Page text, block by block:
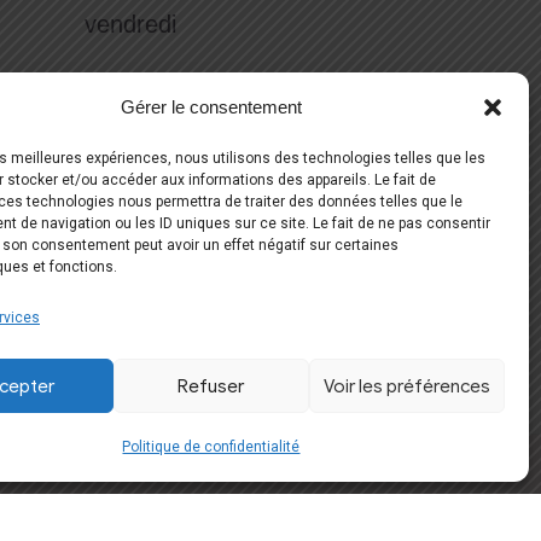
Gérer le consentement
meilleures expériences, nous utilisons des technologies telles que les
stocker et/ou accéder aux informations des appareils. Le fait de
technologies nous permettra de traiter des données telles que le
de navigation ou les ID uniques sur ce site. Le fait de ne pas consentir
son consentement peut avoir un effet négatif sur certaines
et fonctions.
Refuser Voir les préférences
Politique de confidentialité
vendredi
samedi
Réserver votre essayage
06 51 59 56 70